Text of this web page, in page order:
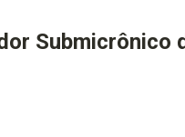
Submicrônico